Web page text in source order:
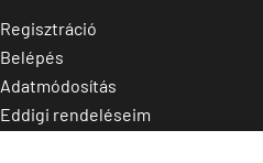
Regisztráció
Belépés
Adatmódosítás
Eddigi rendeléseim